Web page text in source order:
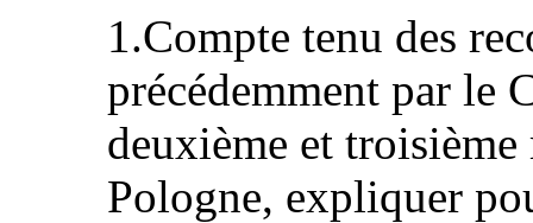
1.Compte tenu des
précédemment par le
deuxième et
Pologne, expliquer